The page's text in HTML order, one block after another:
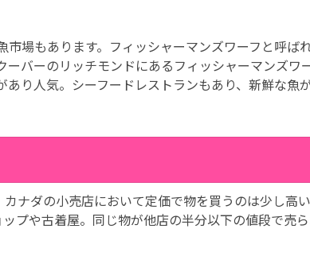
場もあります。フィッシャーマンズワーフと呼ば
バーのリッチモンドにあるフィッシャーマンズワ
り人気。シーフードレストランもあり、新鮮な魚
ナダの小売店において定価で物を買うのは少し高
プや古着屋。同じ物が他店の半分以下の値段で売